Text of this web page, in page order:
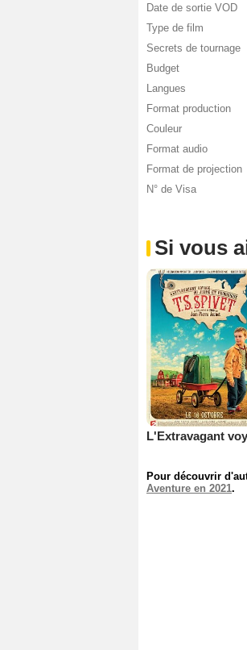
Date de sortie VOD
Type de film
Secrets de tournage
Budget
Langues
Format production
Couleur
Format audio
Format de projection
N° de Visa
Si vous
Pour découvrir
Aventure en 2021.